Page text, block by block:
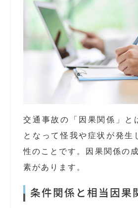
交通事故の「因果関係」と
となって怪我や症状が発生
性のことです。因果関係の
素があります。
条件関係と相当因果